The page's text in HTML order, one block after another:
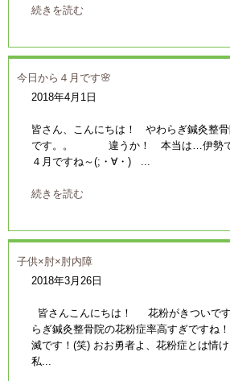
続きを読む
今日から４月です🌸
2018年4月1日
皆さん、こんにちは！ やわらぎ鍼灸整
です。。 違うか！ 本当は…伊勢
４月ですね～(;・∀・) ...
続きを読む
子供×肘×肘内障
2018年3月26日
皆さんこんにちは！ 花粉がきついで
らぎ鍼灸整骨院の花粉症率高すぎです
滅です！(笑) おお勇者よ、花粉症と
私...